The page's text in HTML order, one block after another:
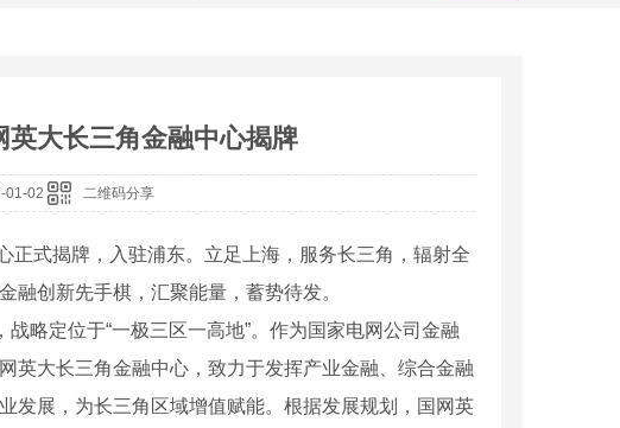
英大长三角金融中心揭牌
01-02 二维码分享
式揭牌，入驻浦东。立足上海，服务长三角，辐射全
融创新先手棋，汇聚能量，蓄势待发。
略定位于“一极三区一高地”。作为国家电网公司金融
英大长三角金融中心，致力于发挥产业金融、综合金融
发展，为长三角区域增值赋能。根据发展规划，国网英